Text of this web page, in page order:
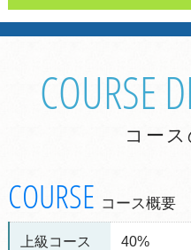
Ｍｔ．乗鞍スノーリゾー
2026-2027シーズンの営業
詳細は以下のリンクをご
COURSE
コー
COURSE コース概要
上級コース 40%